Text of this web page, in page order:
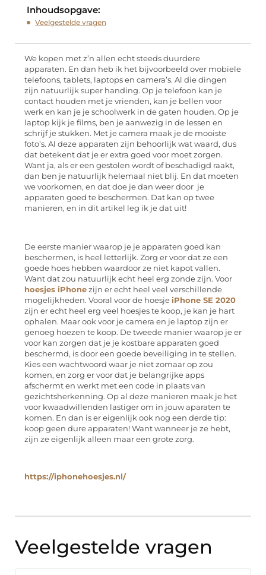
Inhoudsopgave:
Veelgestelde vragen
We kopen met z’n allen echt steeds duurdere
apparaten. En dan heb ik het bijvoorbeeld over mobiele
telefoons, tablets, laptops en camera’s. Al die dingen
zijn natuurlijk super handing. Op je telefoon kan je
contact houden met je vrienden, kan je bellen voor
werk en kan je je schoolwerk in de gaten houden. Op je
laptop kijk je films, ben je aanwezig in de lessen en
schrijf je stukken. Met je camera maak je de mooiste
foto’s. Al deze apparaten zijn behoorlijk wat waard, dus
dat betekent dat je er extra goed voor moet zorgen.
Want ja, als er een gestolen wordt of beschadigd raakt,
dan ben je natuurlijk helemaal niet blij. En dat moeten
we voorkomen, en dat doe je dan weer door je
apparaten goed te beschermen. Dat kan op twee
manieren, en in dit artikel leg ik je dat uit!
De eerste manier waarop je je apparaten goed kan
beschermen, is heel letterlijk. Zorg er voor dat ze een
goede hoes hebben waardoor ze niet kapot vallen.
Want dat zou natuurlijk echt heel erg zonde zijn. Voor
hoesjes iPhone zijn er echt heel veel verschillende
mogelijkheden. Vooral voor de hoesje iPhone SE 2020
zijn er echt heel erg veel hoesjes te koop, je kan je hart
ophalen. Maar ook voor je camera en je laptop zijn er
genoeg hoezen te koop. De tweede manier waarop je er
voor kan zorgen dat je je kostbare apparaten goed
beschermd, is door een goede beveiliging in te stellen.
Kies een wachtwoord waar je niet zomaar op zou
komen, en zorg er voor dat je belangrijke apps
afschermt en werkt met een code in plaats van
gezichtsherkenning. Op al deze manieren maak je het
voor kwaadwillenden lastiger om in jouw aparaten te
komen. En dan is er eigenlijk ook nog een derde tip:
koop geen dure apparaten! Want wanneer je ze hebt,
zijn ze eigenlijk alleen maar een grote zorg.
https://iphonehoesjes.nl/
Veelgestelde vragen